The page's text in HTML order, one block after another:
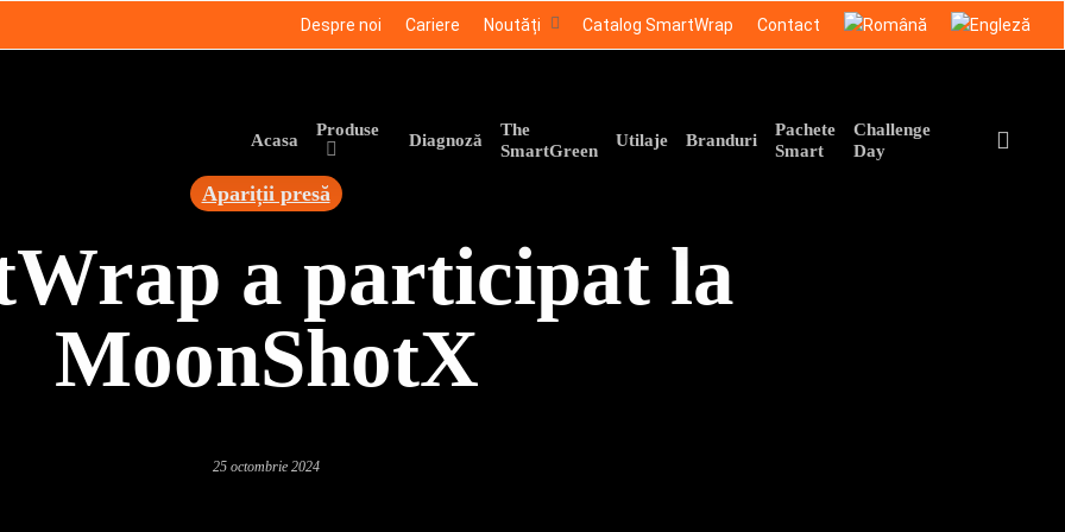
Despre noi Cariere Noutăți Catalog SmartWrap Contact
Acasa
Produse
Diagnoză
The
SmartGreen
Utilaje Branduri
Pachete
Smart
Challenge
Day
Apariții presă
a participat la
MoonShotX
25 octombrie 2024